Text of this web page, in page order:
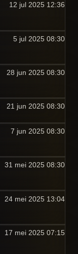
12 jul 2025 12:36
5 jul 2025 08:30
28 jun 2025 08:30
21 jun 2025 08:30
7 jun 2025 08:30
31 mei 2025 08:30
24 mei 2025 13:04
17 mei 2025 07:15